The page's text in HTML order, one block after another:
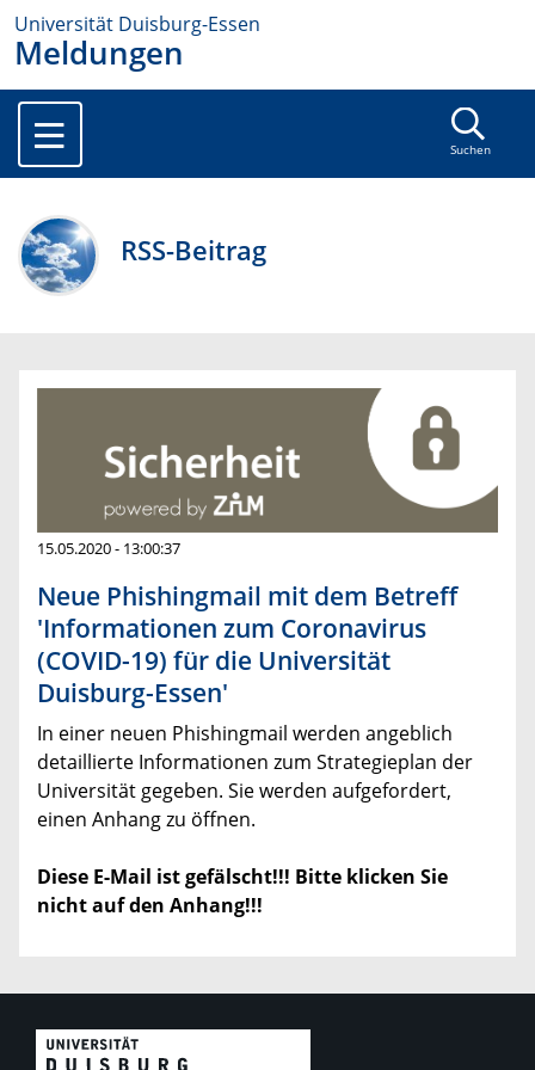
Universität Duisburg-Essen
Meldungen
Suchen
RSS-Beitrag
15.05.2020 - 13:00:37
Neue Phishingmail mit dem Betreff
'Informationen zum Coronavirus
(COVID-19) für die Universität
Duisburg-Essen'
In einer neuen Phishingmail werden angeblich
detaillierte Informationen zum Strategieplan der
Universität gegeben. Sie werden aufgefordert,
einen Anhang zu öffnen.
Diese E-Mail ist gefälscht!!! Bitte klicken Sie
nicht auf den Anhang!!!